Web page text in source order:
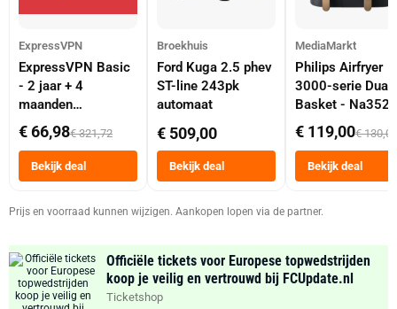
ExpressVPN
ExpressVPN Basic
- 2 jaar + 4
maanden
abonnement
€ 66,98€ 321,72
Bekijk deal
Broekhuis
Ford Kuga 2.5 phev
ST-line 243pk
automaat
€ 509,00
Bekijk deal
MediaMarkt
Philips Airfryer
3000-serie Dual
Basket -
Dubbele Mand 9
Tot 6 Personen
Heteluchtfriteuse
Zwart
€ 119,00€ 130,00
Bekijk deal
Prijs en voorraad kunnen wijzigen. Aankopen lopen via de partner.
Officiële tickets voor Europese topwedstrijden
koop je veilig en vertrouwd bij FCUpdate.nl
Ticketshop